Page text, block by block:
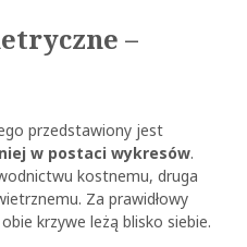
–
przedstawiony jest
w postaci wykresów.
kostnemu, druga
Za prawidłowy
krzywe leżą blisko siebie.